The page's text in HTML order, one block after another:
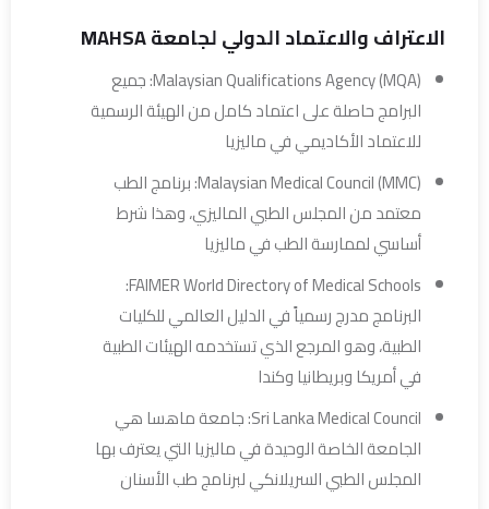
الاعتراف والاعتماد الدولي لجامعة MAHSA
Malaysian Qualifications Agency (MQA): جميع
البرامج حاصلة على اعتماد كامل من الهيئة الرسمية
للاعتماد الأكاديمي في ماليزيا
Malaysian Medical Council (MMC): برنامج الطب
معتمد من المجلس الطبي الماليزي، وهذا شرط
أساسي لممارسة الطب في ماليزيا
FAIMER World Directory of Medical Schools:
البرنامج مدرج رسمياً في الدليل العالمي للكليات
الطبية، وهو المرجع الذي تستخدمه الهيئات الطبية
في أمريكا وبريطانيا وكندا
Sri Lanka Medical Council: جامعة ماهسا هي
الجامعة الخاصة الوحيدة في ماليزيا التي يعترف بها
المجلس الطبي السريلانكي لبرنامج طب الأسنان